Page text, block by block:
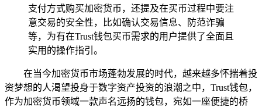
支付方式购买加密货币，还提及在买币过程中要注
意交易的安全性，比如确认交易信息、防范诈骗
等，为有在Trust钱包买币需求的用户提供了全面且
实用的操作指引。
在当今加密货币市场蓬勃发展的时代，越来越多怀揣着投
资梦想的人渴望投身于数字资产投资的浪潮之中，Trust钱包，
作为加密货币领域一款声名远扬的钱包，宛如一座便捷的桥